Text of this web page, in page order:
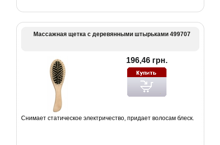
Массажная щетка с деревянными штырьками 499707
196,46 грн.
Снимает статическое электричество, придает волосам блеск.